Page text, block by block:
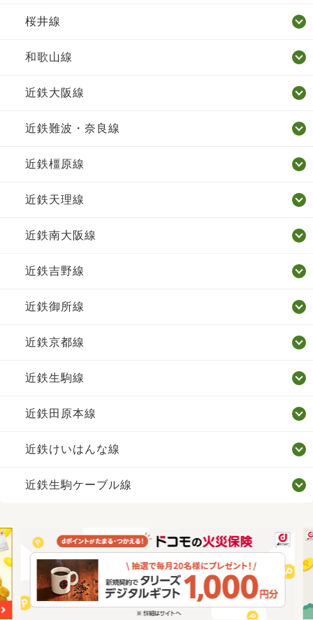
桜井線
和歌山線
近鉄大阪線
近鉄難波・奈良線
近鉄橿原線
近鉄天理線
近鉄南大阪線
近鉄吉野線
近鉄御所線
近鉄京都線
近鉄生駒線
近鉄田原本線
近鉄けいはんな線
近鉄生駒ケーブル線